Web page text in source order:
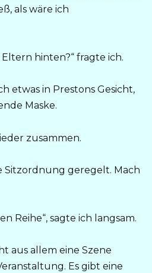
als wäre ich
hinten?“ fragte ich.
etwas in Prestons Gesicht,
Maske.
zusammen.
Sitzordnung geregelt. Mach
Reihe“, sagte ich langsam.
aus allem eine Szene
Es gibt eine